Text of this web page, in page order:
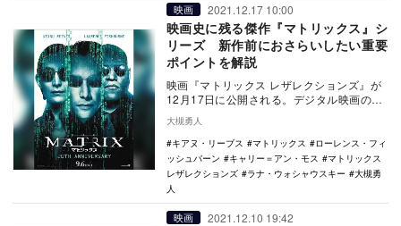
映画 2021.12.17 10:00
映画史に残る傑作『マトリックス』シ
リーズ 新作前におさらいしたい重要
ポイントを解説
映画『マトリックス レザレクションズ』が
12月17日に公開される。デジタル映画の先
望の新作…
大槻勇人
キアヌ・リーブス
マトリックス
ローレンス・フィ
ッシュバーン
キャリー＝アン・モス
マトリックス
レザレクションズ
ラナ・ウォシャウスキー
大槻勇
人
映画 2021.12.10 19:42